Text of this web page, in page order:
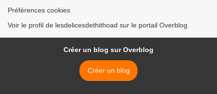
Préférences cookies
Voir le profil de lesdelicesdethithoad sur le portail Overblog
Créer un blog sur Overblog
Créer un blog